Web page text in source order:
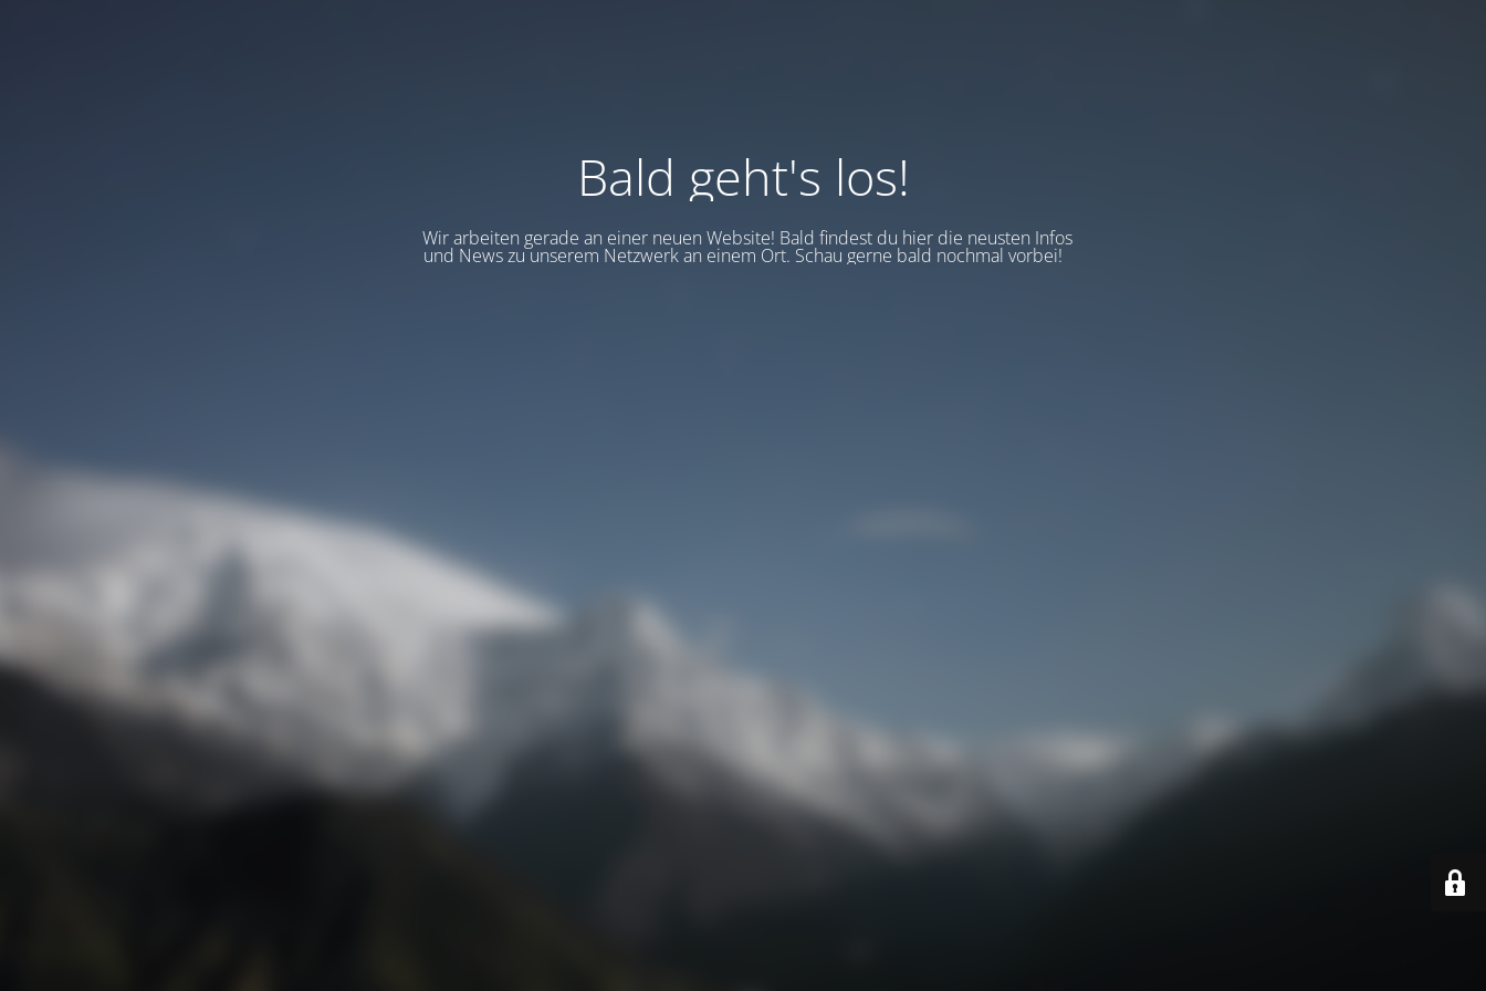
Bald geht's los!
Wir arbeiten gerade an einer neuen Website! Bald findest du hier die neusten Infos
und News zu unserem Netzwerk an einem Ort. Schau gerne bald nochmal vorbei!